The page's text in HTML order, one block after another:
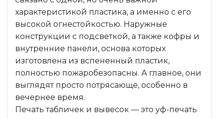
характеристикой пластика, а именно с его
высокой огнестойкостью. Наружные
конструкции с подсветкой, а также кофры и
внутренние панели, основа которых
изготовлена из вспененный пластик,
полностью пожаробезопасны. А главное, они
выглядят просто потрясающе, особенно в
вечернее время.
Печать табличек и вывесок — это уф-печать